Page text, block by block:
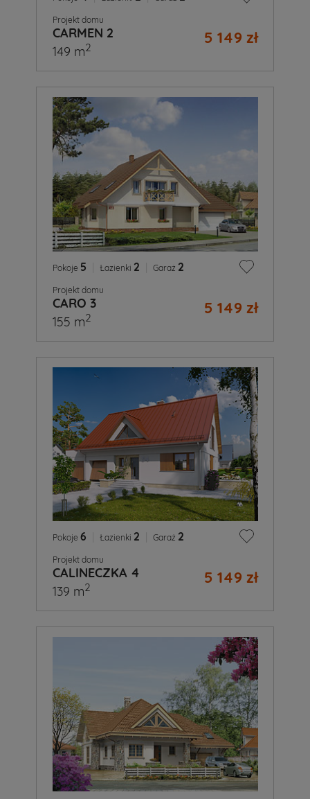
Projekt domu
CARMEN 2 5 149 zł
149 m2
Pokoje 5 Łazienki 2 Garaż 2
Projekt domu
CARO 3 5 149 zł
155 m2
Pokoje 6 Łazienki 2 Garaż 2
Projekt domu
CALINECZKA 4 5 149 zł
139 m2